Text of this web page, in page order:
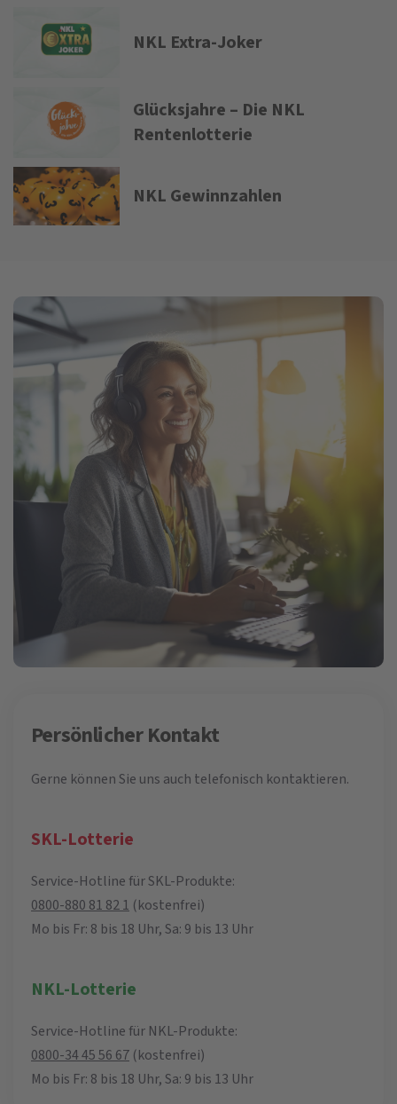
NKL Extra-Joker
Glücksjahre – Die NKL
Rentenlotterie
NKL Gewinnzahlen
Persönlicher Kontakt
Gerne können Sie uns auch telefonisch kontaktieren.
SKL-Lotterie
Service-Hotline für SKL-Produkte:
0800-880 81 82 1 (kostenfrei)
Mo bis Fr: 8 bis 18 Uhr, Sa: 9 bis 13 Uhr
NKL-Lotterie
Service-Hotline für NKL-Produkte:
0800-34 45 56 67 (kostenfrei)
Mo bis Fr: 8 bis 18 Uhr, Sa: 9 bis 13 Uhr